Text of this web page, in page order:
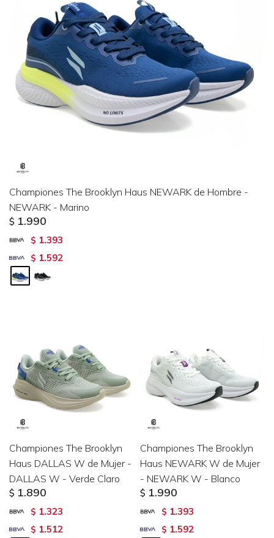
Championes The Brooklyn Haus NEWARK de Hombre -
NEWARK - Marino
$ 1.990
$ 1.393
$ 1.592
Championes The Brooklyn
Haus DALLAS W de Mujer -
DALLAS W - Verde Claro
$ 1.890
$ 1.323
$ 1.512
Championes The Brooklyn
Haus NEWARK W de Mujer
- NEWARK W - Blanco
$ 1.990
$ 1.393
$ 1.592